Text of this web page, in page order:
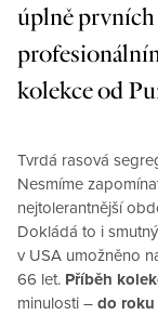
úplně
kolekce od
Tvrdá rasová
Nesmíme
nejtolerantnější
Dokládá to i
v USA umožněno
66 let. Příběh
minulosti – do roku